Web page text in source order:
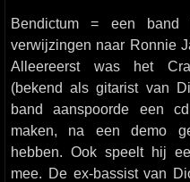
Bendictum = een band
verwijzingen naar Ronnie
Alleereerst was het
(bekend als gitarist van
band aanspoorde een
maken, na een demo
hebben. Ook speelt hij
mee. De ex-bassist van